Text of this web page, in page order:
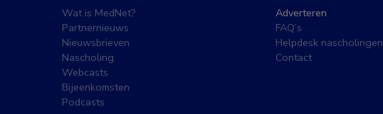
Wat is MedNet?
Partnernieuws
Nieuwsbrieven
Nascholing
Webcasts
Bijeenkomsten
Podcasts
Adverteren
FAQ’s
Helpdesk nascholingen
Contact